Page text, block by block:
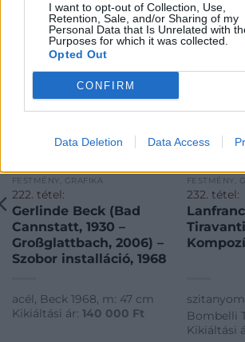
I want to opt-out of Collection, Use,
Retention, Sale, and/or Sharing of my
Personal Data that Is Unrelated with
Purposes for which it was collected.
Opted Out
CONFIRM
Data Deletion Data Access
FESTMÉNY, GRAFIKA
222. tétel:
Gerlinde Beck (Bad
Cannstatt, 1930 –
Großglattbach, 2006) –
Szobor installáció, 1968
acél, Beck 1968, m: 47 cm
Kikiáltási ár: 140 000 Ft
FESTMÉNY,
232. tétel:
Tiravanti
Bombelli
Kikiáltási